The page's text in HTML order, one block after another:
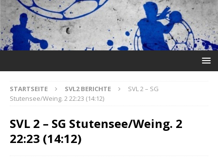
STARTSEITE SVL2 BERICHTE
SVL 2 – SG
Stutensee/Weing. 2 22:23 (14:12)
SVL 2 – SG Stutensee/Weing. 2
22:23 (14:12)